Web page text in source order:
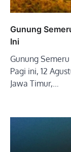
Gunung
Ini
Gunung
Pagi ini, 12
Jawa Timur,…